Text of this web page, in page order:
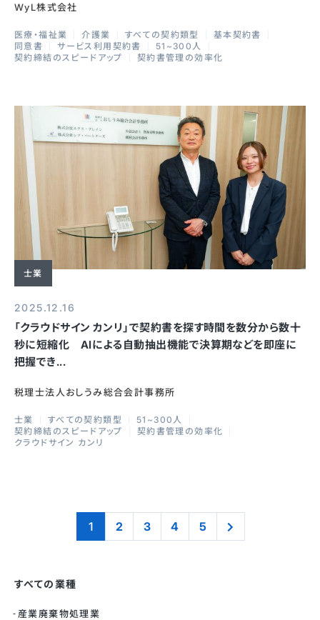
WyL株式会社
医療・福祉業 介護業 すべての契約類型
基本契約書
同意書
サービス利用契約書
51~300人
契約締結のスピードアップ
契約書管理の効率化
士業
2025.12.16
「クラウドサイン カンリ」で契約書を探す時間を数分から数十
秒に短縮化 AIによる自動抽出機能で決算期などを即座に
把握でき...
税理士法人おしうみ総合会計事務所
士業 すべての契約類型
51~300人
契約締結のスピードアップ
契約書管理の効率化
クラウドサイン カンリ
1 2 3 4 5
すべての業種
産業廃棄物処理業